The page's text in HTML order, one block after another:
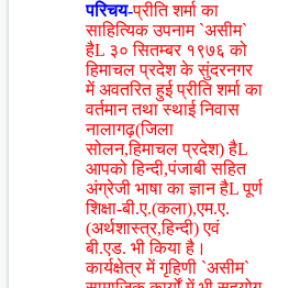
परिचय-प्रीति शर्मा का
साहित्यिक उपनाम `असीम`
हैL ३० सितम्बर १९७६ को
हिमाचल प्रदेश के सुंदरनगर
में अवतरित हुई प्रीति शर्मा का
वर्तमान तथा स्थाई निवास
नालागढ़(जिला
सोलन,हिमाचल प्रदेश) हैL
आपको हिन्दी,पंजाबी सहित
अंग्रेजी भाषा का ज्ञान हैL पूर्ण
शिक्षा-बी.ए.(कला),एम.ए.
(अर्थशास्त्र,हिन्दी) एवं
बी.एड. भी किया है।
कार्यक्षेत्र में गृहिणी `असीम`